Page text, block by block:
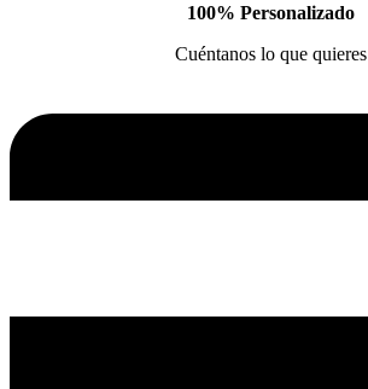
100% Personalizado
Cuéntanos lo que quieres